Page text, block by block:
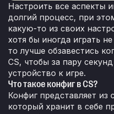
Настроить все аспекты
долгий процесс, при
какую-то из своих
хотя бы иногда играть
то лучше обзавестись
CS, чтобы за пару
устройство к игре.
Что такое конфиг в CS?
Конфиг представляет из
который хранит в себе